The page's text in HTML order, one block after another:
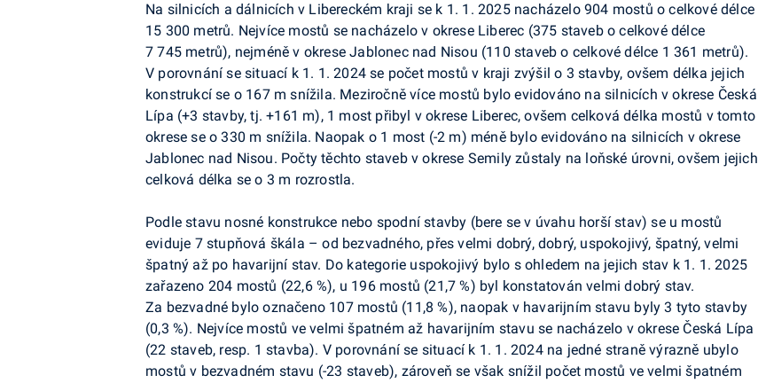
Na silnicích a dálnicích v Libereckém kraji se k 1. 1. 2025 nacházelo 904 mostů o celkové délce
15 300 metrů. Nejvíce mostů se nacházelo v okrese Liberec (375 staveb o celkové délce
7 745 metrů), nejméně v okrese Jablonec nad Nisou (110 staveb o celkové délce 1 361 metrů).
V porovnání se situací k 1. 1. 2024 se počet mostů v kraji zvýšil o 3 stavby, ovšem délka jejich
konstrukcí se o 167 m snížila. Meziročně více mostů bylo evidováno na silnicích v okrese Česká
Lípa (+3 stavby, tj. +161 m), 1 most přibyl v okrese Liberec, ovšem celková délka mostů v tomto
okrese se o 330 m snížila. Naopak o 1 most (-2 m) méně bylo evidováno na silnicích v okrese
Jablonec nad Nisou. Počty těchto staveb v okrese Semily zůstaly na loňské úrovni, ovšem jejich
celková délka se o 3 m rozrostla.
Podle stavu nosné konstrukce nebo spodní stavby (bere se v úvahu horší stav) se u mostů
eviduje 7 stupňová škála – od bezvadného, přes velmi dobrý, dobrý, uspokojivý, špatný, velmi
špatný až po havarijní stav. Do kategorie uspokojivý bylo s ohledem na jejich stav k 1. 1. 2025
zařazeno 204 mostů (22,6 %), u 196 mostů (21,7 %) byl konstatován velmi dobrý stav.
Za bezvadné bylo označeno 107 mostů (11,8 %), naopak v havarijním stavu byly 3 tyto stavby
(0,3 %). Nejvíce mostů ve velmi špatném až havarijním stavu se nacházelo v okrese Česká Lípa
(22 staveb, resp. 1 stavba). V porovnání se situací k 1. 1. 2024 na jedné straně výrazně ubylo
mostů v bezvadném stavu (-23 staveb), zároveň se však snížil počet mostů ve velmi špatném